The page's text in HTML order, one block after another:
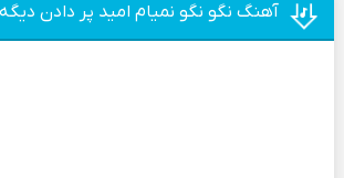
آهنگ نگو نگو نمیام امید پر دادن